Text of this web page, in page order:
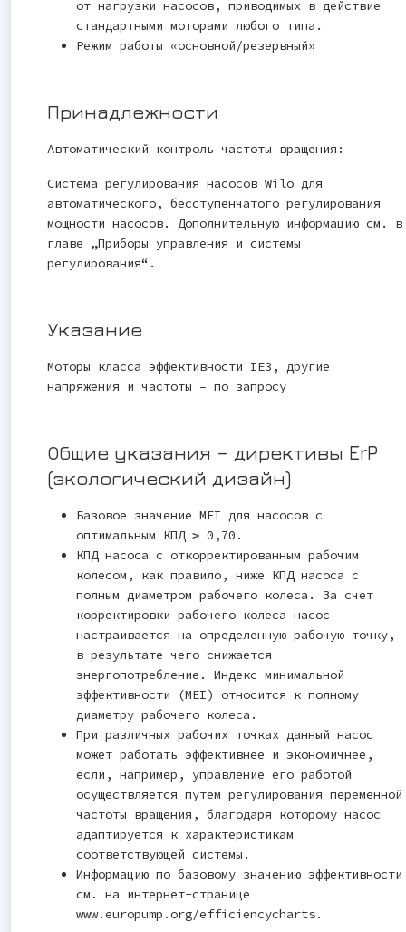
от нагрузки насосов, приводимых в действие
стандартными моторами любого типа.
Режим работы «основной/резервный»
Принадлежности
Автоматический контроль частоты вращения:
Система регулирования насосов Wilo для
автоматического, бесступенчатого регулирования
мощности насосов. Дополнительную информацию см. в
главе „Приборы управления и системы
регулирования“.
Указание
Моторы класса эффективности IE3, другие
напряжения и частоты – по запросу
Общие указания – директивы ErP
(экологический дизайн)
Базовое значение MEI для насосов с
оптимальным КПД ≥ 0,70.
КПД насоса с откорректированным рабочим
колесом, как правило, ниже КПД насоса с
полным диаметром рабочего колеса. За счет
корректировки рабочего колеса насос
настраивается на определенную рабочую точку,
в результате чего снижается
энергопотребление. Индекс минимальной
эффективности (MEI) относится к полному
диаметру рабочего колеса.
При различных рабочих точках данный насос
может работать эффективнее и экономичнее,
если, например, управление его работой
осуществляется путем регулирования переменной
частоты вращения, благодаря которому насос
адаптируется к характеристикам
соответствующей системы.
Информацию по базовому значению эффективности
см. на интернет-странице
www.europump.org/efficiencycharts.